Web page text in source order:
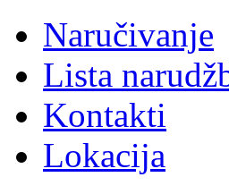
Naručivanje
Lista
Kontakti
Lokacija